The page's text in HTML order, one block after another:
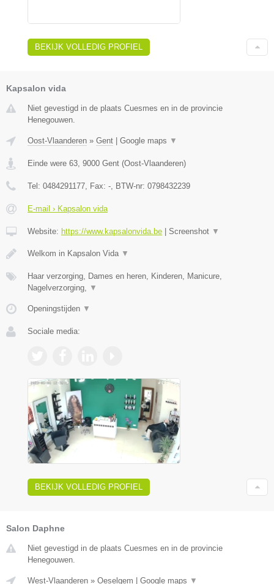
BEKIJK VOLLEDIG PROFIEL
Kapsalon vida
Niet gevestigd in de plaats Cuesmes en in de provincie
Henegouwen.
Oost-Vlaanderen » Gent | Google maps ▼
Einde were 63 9000 Gent (Oost-Vlaanderen)
Tel: 0484291177 , Fax: - , BTW-nr: 0798432239
E-mail › Kapsalon vida
Website: https://www.kapsalonvida.be | Screenshot ▼
Welkom in Kapsalon Vida ▼
Haar verzorging, Dames en heren, Kinderen, Manicure,
Nagelverzorging,
▼
Openingstijden ▼
Sociale media:
BEKIJK VOLLEDIG PROFIEL
Salon Daphne
Niet gevestigd in de plaats Cuesmes en in de provincie
Henegouwen.
West-Vlaanderen » Oeselgem Google maps ▼